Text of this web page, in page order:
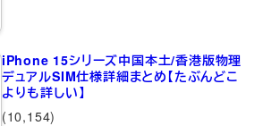
iPhone 15シリーズ中国本土/香港版物理
デュアルSIM仕様詳細まとめ【たぶんどこ
よりも詳しい】
(10,154)